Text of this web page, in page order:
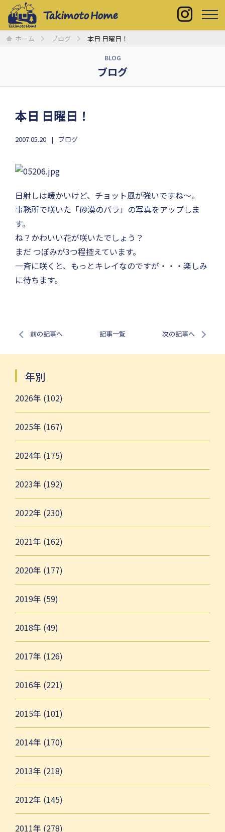
ホーム ブログ 本日 日曜日！
BLOG
ブログ
本日 日曜日！
2007.05.20 ブログ
日射しは暖かいけど、チョット風が強いですね〜。
事務所で咲いた「砂漠のバラ」の写真をアップしま
す。
ね？かわいい花が咲いたでしょう？
まだ つぼみが3つ程控えています。
一斉に咲くと、もっとキレイなのですが・・・楽しみ
に待ちます。
前の記事へ 記事一覧 次の記事へ
年別
2026年 (102)
2025年 (167)
2024年 (175)
2023年 (192)
2022年 (230)
2021年 (162)
2020年 (177)
2019年 (59)
2018年 (49)
2017年 (126)
2016年 (221)
2015年 (101)
2014年 (170)
2013年 (218)
2012年 (145)
2011年 (278)